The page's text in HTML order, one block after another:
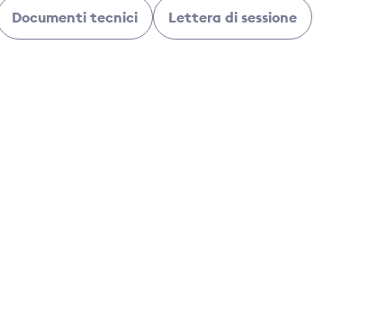
Documenti tecnici Lettera di sessione